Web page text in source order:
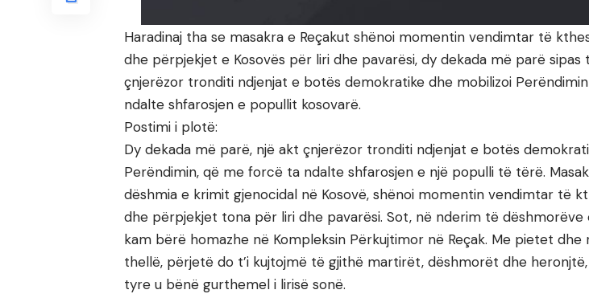
Haradinaj tha se masakra e Reçakut shënoi momentin vendimtar të
dhe përpjekjet e Kosovës për liri dhe pavarësi, dy dekada më parë sipas
çnjerëzor tronditi ndjenjat e botës demokratike dhe mobilizoi
ndalte shfarosjen e popullit kosovarë.
Postimi i plotë:
Dy dekada më parë, një akt çnjerëzor tronditi ndjenjat e botës
Perëndimin, që me forcë ta ndalte shfarosjen e një populli të tërë.
dëshmia e krimit gjenocidal në Kosovë, shënoi momentin vendimtar të
dhe përpjekjet tona për liri dhe pavarësi. Sot, në nderim të
kam bërë homazhe në Kompleksin Përkujtimor në Reçak. Me pietet
thellë, përjetë do t’i kujtojmë të gjithë martirët, dëshmorët dhe
tyre u bënë gurthemel i lirisë sonë.